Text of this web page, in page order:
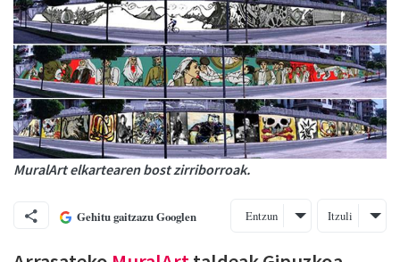
MuralArt elkartearen bost zirriborroak.
Gehitu gaitzazu Googlen Entzun Itzuli